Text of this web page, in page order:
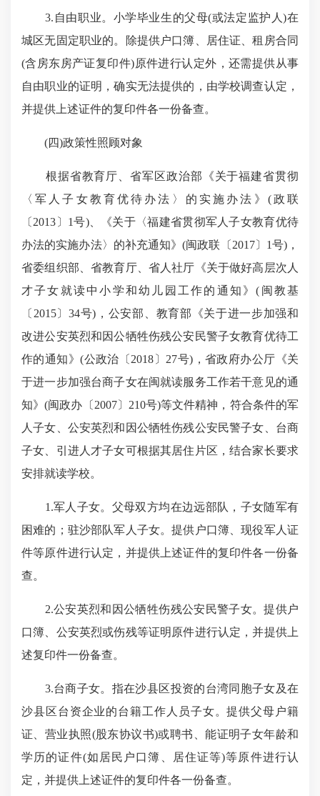
3.自由职业。小学毕业生的父母(或法定监护人)在
城区无固定职业的。除提供户口簿、居住证、租房合同
(含房东房产证复印件)原件进行认定外，还需提供从事
自由职业的证明，确实无法提供的，由学校调查认定，
并提供上述证件的复印件各一份备查。
(四)政策性照顾对象
根据省教育厅、省军区政治部《关于福建省贯彻
〈军人子女教育优待办法〉的实施办法》(政联
〔2013〕1号)、《关于〈福建省贯彻军人子女教育优待
办法的实施办法〉的补充通知》(闽政联〔2017〕1号)，
省委组织部、省教育厅、省人社厅《关于做好高层次人
才子女就读中小学和幼儿园工作的通知》(闽教基
〔2015〕34号)，公安部、教育部《关于进一步加强和
改进公安英烈和因公牺牲伤残公安民警子女教育优待工
作的通知》(公政治〔2018〕27号)，省政府办公厅《关
于进一步加强台商子女在闽就读服务工作若干意见的通
知》(闽政办〔2007〕210号)等文件精神，符合条件的军
人子女、公安英烈和因公牺牲伤残公安民警子女、台商
子女、引进人才子女可根据其居住片区，结合家长要求
安排就读学校。
1.军人子女。父母双方均在边远部队，子女随军有
困难的；驻沙部队军人子女。提供户口簿、现役军人证
件等原件进行认定，并提供上述证件的复印件各一份备
查。
2.公安英烈和因公牺牲伤残公安民警子女。提供户
口簿、公安英烈或伤残等证明原件进行认定，并提供上
述复印件一份备查。
3.台商子女。指在沙县区投资的台湾同胞子女及在
沙县区台资企业的台籍工作人员子女。提供父母户籍
证、营业执照(股东协议书)或聘书、能证明子女年龄和
学历的证件(如居民户口簿、居住证等)等原件进行认
定，并提供上述证件的复印件各一份备查。